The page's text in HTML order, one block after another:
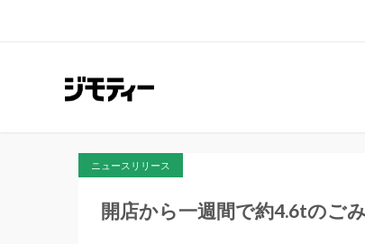
ニュースリリース
開店から一週間で約4.6tのご